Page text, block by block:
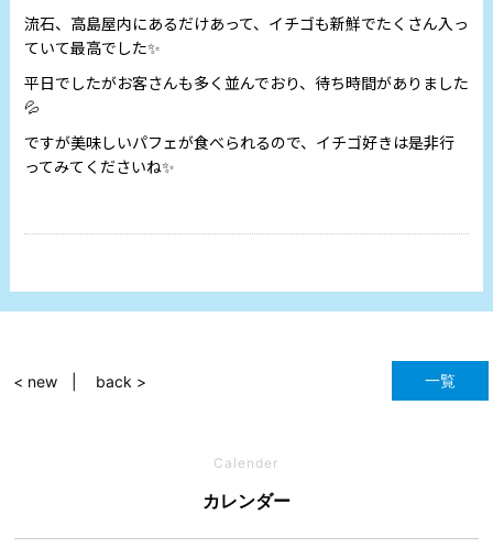
流石、高島屋内にあるだけあって、イチゴも新鮮でたくさん入っ
ていて最高でした✨
平日でしたがお客さんも多く並んでおり、待ち時間がありました
💦
ですが美味しいパフェが食べられるので、イチゴ好きは是非行
ってみてくださいね✨
一覧
< new back >
Calender
カレンダー